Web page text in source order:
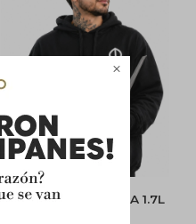

REGADERA PLASTICA 1.7L